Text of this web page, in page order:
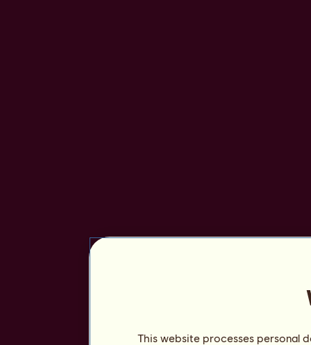
This website processes personal